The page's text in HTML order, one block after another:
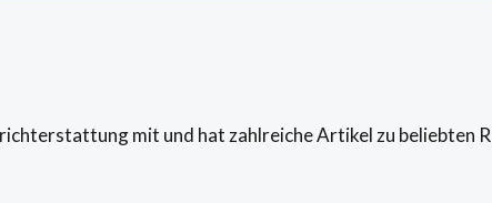
mit und hat zahlreiche Artikel zu beliebten